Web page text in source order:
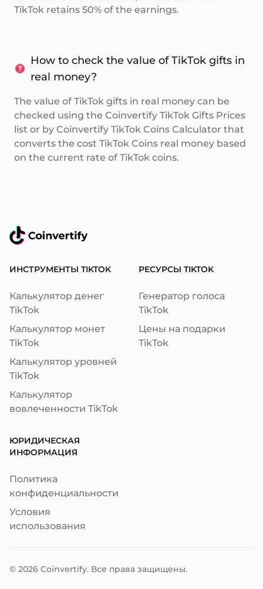
TikTok retains 50% of the earnings.
How to check the value of TikTok gifts in
real money?
The value of TikTok gifts in real money can be
checked using the Coinvertify TikTok Gifts Prices
list or by Coinvertify TikTok Coins Calculator that
converts the cost TikTok Coins real money based
on the current rate of TikTok coins.
ИНСТРУМЕНТЫ TIKTOK
Калькулятор денег
TikTok
Калькулятор монет
TikTok
Калькулятор уровней
TikTok
Калькулятор
вовлеченности TikTok
РЕСУРСЫ TIKTOK
Генератор голоса
TikTok
Цены на подарки
TikTok
ЮРИДИЧЕСКАЯ
ИНФОРМАЦИЯ
Политика
конфиденциальности
Условия
использования
© 2026 Coinvertify. Все права защищены.